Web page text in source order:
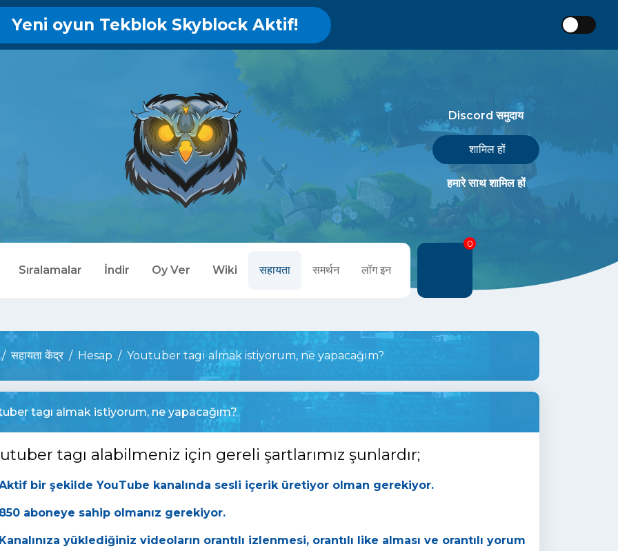
Yeni oyun Tekblok Skyblock Aktif!
Discord समुदाय
शामिल हों
हमारे साथ शामिल हों
Sıralamalar İndir Oy Ver Wiki सहायता समर्थन लॉग इन
0
सहायता केंद्र Hesap Youtuber tagı almak istiyorum, ne yapacağım?
tagı almak istiyorum, ne yapacağım?
tagı alabilmeniz için gereli şartlarımız şunlardır;
bir şekilde YouTube kanalında sesli içerik üretiyor olman gerekiyor.
850 aboneye sahip olmanız gerekiyor.
Kanalınıza yüklediğiniz videoların orantılı izlenmesi, orantılı like alması ve orantılı yorum